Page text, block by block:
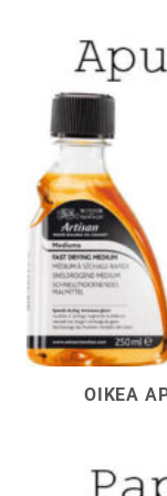
OIKEA